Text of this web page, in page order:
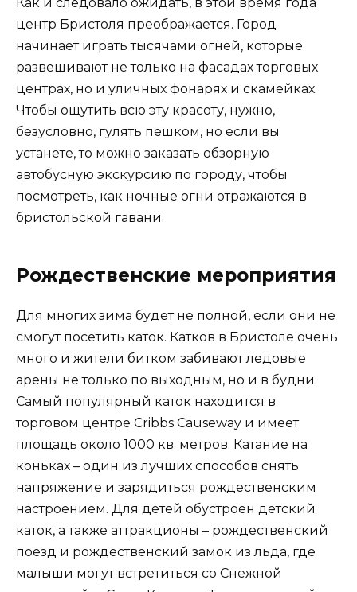
центр Бристоля преображается. Город
начинает играть тысячами огней, которые
развешивают не только на фасадах торговых
центрах, но и уличных фонарях и скамейках.
Чтобы ощутить всю эту красоту, нужно,
безусловно, гулять пешком, но если вы
устанете, то можно заказать обзорную
автобусную экскурсию по городу, чтобы
посмотреть, как ночные огни отражаются в
бристольской гавани.
Рождественские мероприятия
Для многих зима будет не полной, если они не
смогут посетить каток. Катков в Бристоле очень
много и жители битком забивают ледовые
арены не только по выходным, но и в будни.
Самый популярный каток находится в
торговом центре Cribbs Causeway и имеет
площадь около 1000 кв. метров. Катание на
коньках – один из лучших способов снять
напряжение и зарядиться рождественским
настроением. Для детей обустроен детский
каток, а также аттракционы – рождественский
поезд и рождественский замок из льда, где
малыши могут встретиться со Снежной